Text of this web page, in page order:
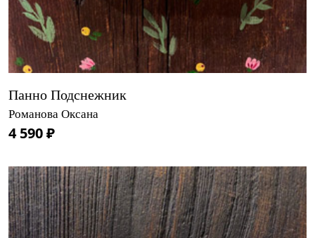
Панно Подснежник
Романова Оксана
4 590 ₽